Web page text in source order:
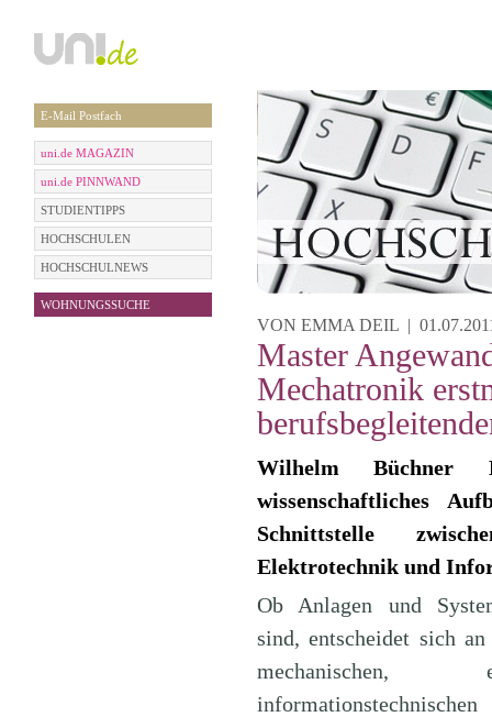
E-Mail Postfach
uni.de MAGAZIN
uni.de PINNWAND
STUDIENTIPPS
HOCHSCHULEN
HOCHSCHULNEWS
WOHNUNGSSUCHE
VON EMMA DEIL |
Master
Mechatronik
Wilhelm Büchner
wissenschaftliches
Schnittstelle
Elektrotechnik und
Ob Anlagen und
sind, entscheidet sich